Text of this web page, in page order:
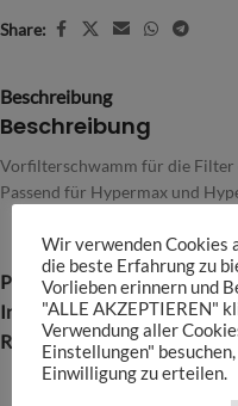
Share:
Beschreibung
Beschreibung
Vorfilterschwamm für die Filter
Passend für Hypermax und
Produktsicherheit
Infos über Aquael
Rezensionen (0)
Wir verwenden Cookies
die beste Erfahrung zu
Vorlieben erinnern und
"ALLE AKZEPTIEREN"
Verwendung aller
Einstellungen"
Einwilligung zu erteilen.